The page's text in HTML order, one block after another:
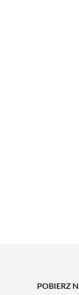
POBIERZ